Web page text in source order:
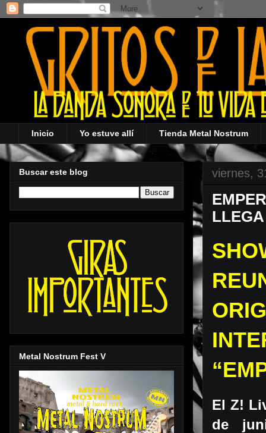
Inicio Yo estuve allí Tienda Metal Nostrum
viernes,
El Z!
de
Buscar este blog
Metal Nostrum Fest V